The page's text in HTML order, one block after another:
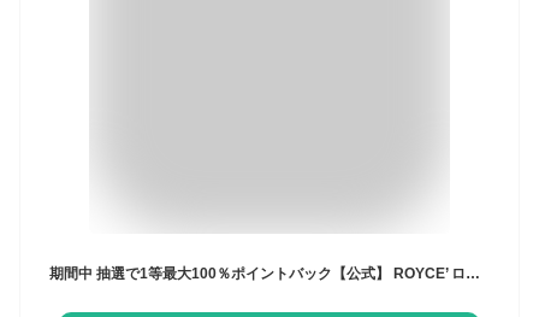
期間中 抽選で1等最大100％ポイントバック【公式】 ROYCE’ ロイズ ピスタチオクランチチョコレート プレゼント ギフト プチギフト スイーツ お菓子